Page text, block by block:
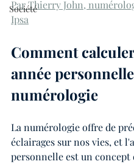
Société
Par Thierry John,
Ipsa
Comment
année
numérologie
La numérologie offre de
éclairages sur nos vies, et
personnelle est un concept